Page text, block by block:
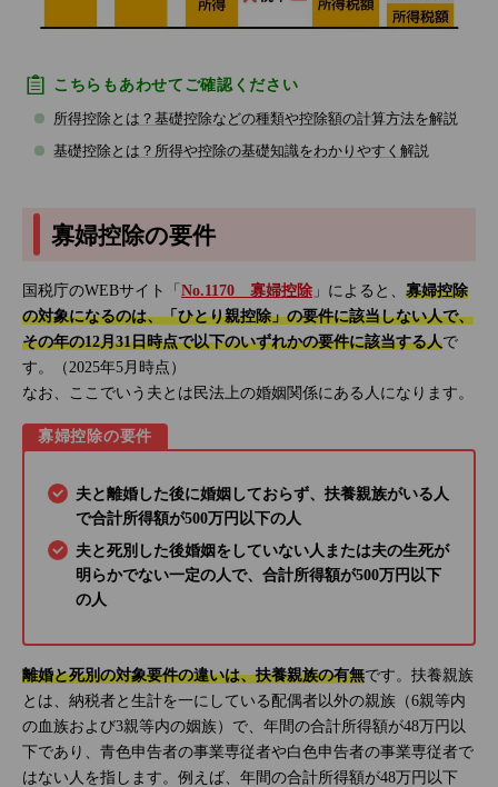
こちらもあわせてご確認ください
所得控除とは？基礎控除などの種類や控除額の計算方法を解説
基礎控除とは？所得や控除の基礎知識をわかりやすく解説
寡婦控除の要件
国税庁のWEBサイト「 No.1170 寡婦控除 」によると、 寡婦控除
の対象になるのは、「ひとり親控除」の要件に該当しない人で、
その年の12月31日時点で以下のいずれかの要件に該当する人で
す。（2025年5月時点）
なお、ここでいう夫とは民法上の婚姻関係にある人になります。
寡婦控除の要件
夫と離婚した後に婚姻しておらず、扶養親族がいる人
で合計所得額が500万円以下の人
夫と死別した後婚姻をしていない人または夫の生死が
明らかでない一定の人で、合計所得額が500万円以下
の人
離婚と死別の対象要件の違いは、扶養親族の有無です。扶養親族
とは、納税者と生計を一にしている配偶者以外の親族（6親等内
の血族および3親等内の姻族）で、年間の合計所得額が48万円以
下であり、青色申告者の事業専従者や白色申告者の事業専従者で
はない人を指します。例えば、年間の合計所得額が48万円以下